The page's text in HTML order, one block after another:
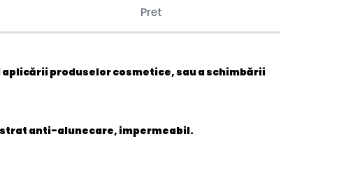
Pret
produselor cosmetice, sau a schimbării
anti-alunecare, impermeabil.